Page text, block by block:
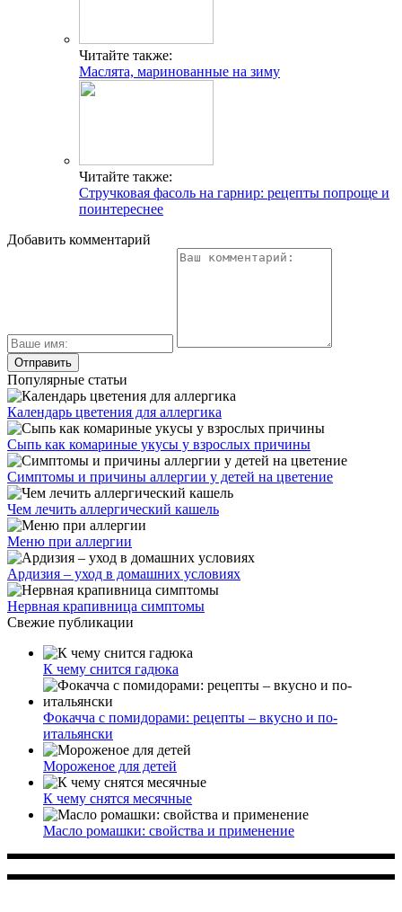
Читайте также:
Маслята, маринованные на зиму
Читайте также:
Стручковая фасоль на гарнир: рецепты попроще и
поинтереснее
Добавить комментарий
Популярные статьи
Календарь цветения для аллергика
Сыпь как комариные укусы у взрослых причины
Симптомы и причины аллергии у детей на цветение
Чем лечить аллергический кашель
Меню при аллергии
Ардизия – уход в домашних условиях
Нервная крапивница симптомы
Свежие публикации
К чему снится гадюка
Фокачча с помидорами: рецепты – вкусно и по-
итальянски
Мороженое для детей
К чему снятся месячные
Масло ромашки: свойства и применение